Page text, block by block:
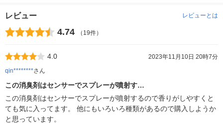
レビュー レビューとは
4.74 （19件）
4.0
2023年11月10日 20時7分
qin********さん
この消臭剤はセンサーでスプレーが噴射す…
この消臭剤はセンサーでスプレーが噴射するので香りがしやすくと
ても気に入ってます。 他にもいろいろ種類があるので購入しようか
と思っています。